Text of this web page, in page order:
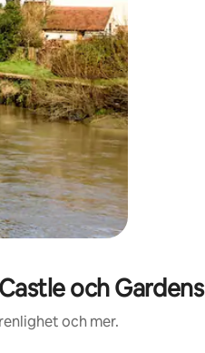
och Gardens
och mer.